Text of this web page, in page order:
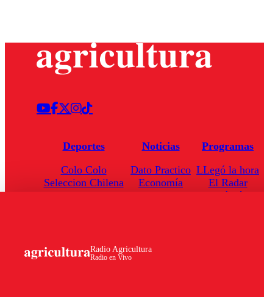
Radio Agricultura
Radio en Vivo
Deportes
Colo Colo
Seleccion Chilena
Noticias
Dato Practico
Economía
Programas
LLegó la hora
El Radar
Enfoqué Público